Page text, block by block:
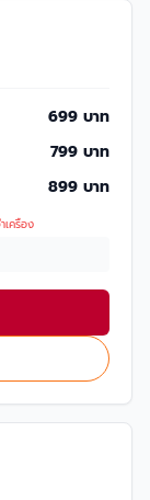
699 บาท
799 บาท
899 บาท
เครื่อง